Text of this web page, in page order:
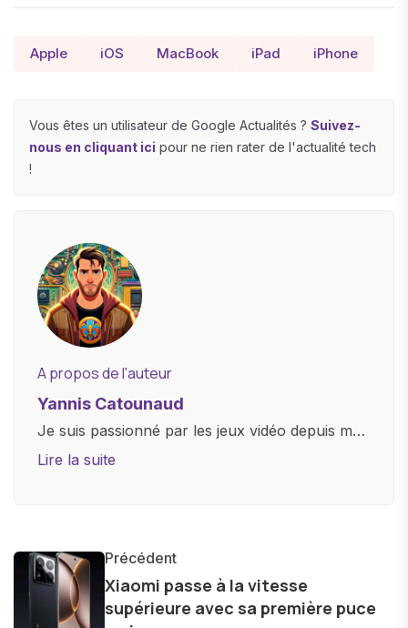
Apple iOS MacBook iPad iPhone
Vous êtes un utilisateur de Google Actualités ? Suivez-
nous en cliquant ici pour ne rien rater de l'actualité tech
!
A propos de l'auteur
Yannis Catounaud
Je suis passionné par les jeux vidéo depuis mon
plus jeune âge. Mon amour pour l'univers
et bien d'autres gadgets technologiques. Armé
d'une curiosité insatiable, j'aime dévoiler les
dernières tendances et innovations, partageant
Lire la suite
Précédent
Xiaomi passe à la vitesse
supérieure avec sa première puce